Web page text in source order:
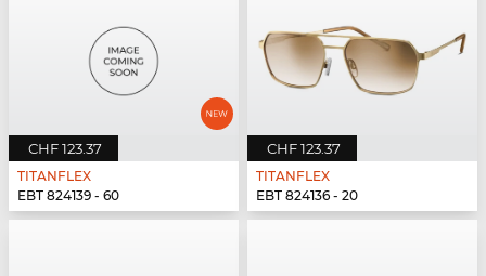
CHF 123.37
TITANFLEX
EBT 824139 - 60
CHF 123.37
TITANFLEX
EBT 824136 - 20